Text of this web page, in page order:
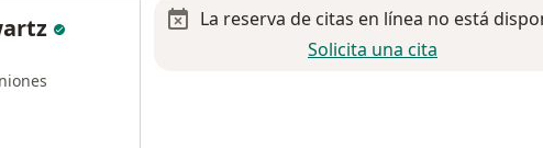
La reserva de citas en línea no está
Solicita una cita